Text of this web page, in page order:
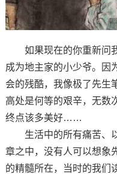
如果现在的你重新问我
成为地主家的小少爷。因
会的残酷，我像极了先生
高处是何等的艰辛，无数
终点该多美好……
生活中的所有痛苦、以
章之中，没有人可以想象
的精髓所在，当时的我们